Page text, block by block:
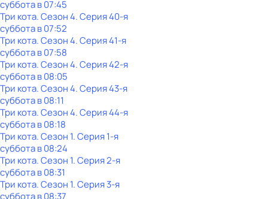
субботав07:45
Три кота. Сезон 4. Серия 40-я
субботав07:52
Три кота. Сезон 4. Серия 41-я
субботав07:58
Три кота. Сезон 4. Серия 42-я
субботав08:05
Три кота. Сезон 4. Серия 43-я
субботав08:11
Три кота. Сезон 4. Серия 44-я
субботав08:18
Три кота. Сезон 1. Серия 1-я
субботав08:24
Три кота. Сезон 1. Серия 2-я
субботав08:31
Три кота. Сезон 1. Серия 3-я
субботав08:37